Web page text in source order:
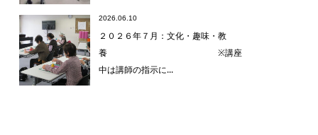
2026.06.10
２０２６年７月：文化・趣味・教
養 ※講座
中は講師の指示に...